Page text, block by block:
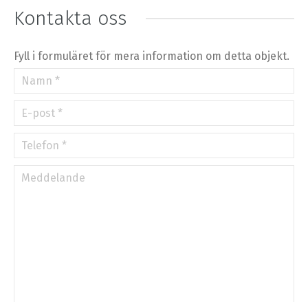
©OpenStreetMap contributors.
»
Kontakta oss
Fyll i formuläret för mera information om detta objekt.